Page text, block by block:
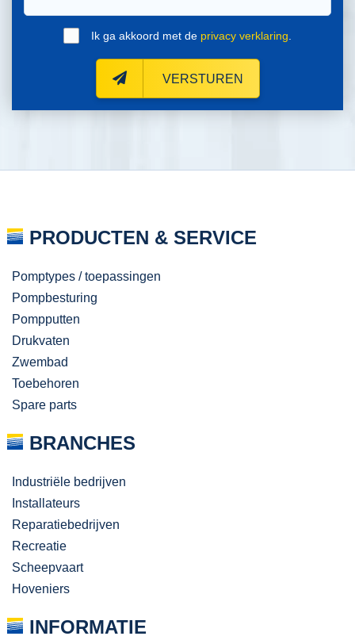
Ik ga akkoord met de privacy verklaring
VERSTUREN
PRODUCTEN & SERVICE
Pomptypes / toepassingen
Pompbesturing
Pompputten
Drukvaten
Zwembad
Toebehoren
Spare parts
BRANCHES
Industriële bedrijven
Installateurs
Reparatiebedrijven
Recreatie
Scheepvaart
Hoveniers
INFORMATIE